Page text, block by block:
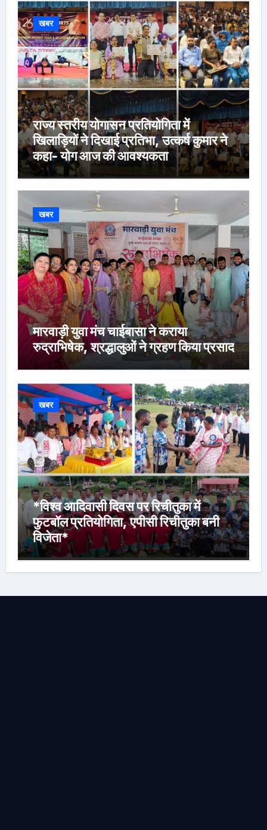
खबर
राज्य स्तरीय योगासन प्रतियोगिता में
खिलाड़ियों ने दिखाई प्रतिभा, उत्कर्ष कुमार ने
कहा- योग आज की आवश्यकता
खबर
मारवाड़ी युवा मंच चाईबासा ने कराया
रुद्राभिषेक, श्रद्धालुओं ने ग्रहण किया प्रसाद
खबर
*विश्व आदिवासी दिवस पर रिचीतुका में
फुटबॉल प्रतियोगिता, एपीसी रिचीतुका बनी
विजेता*